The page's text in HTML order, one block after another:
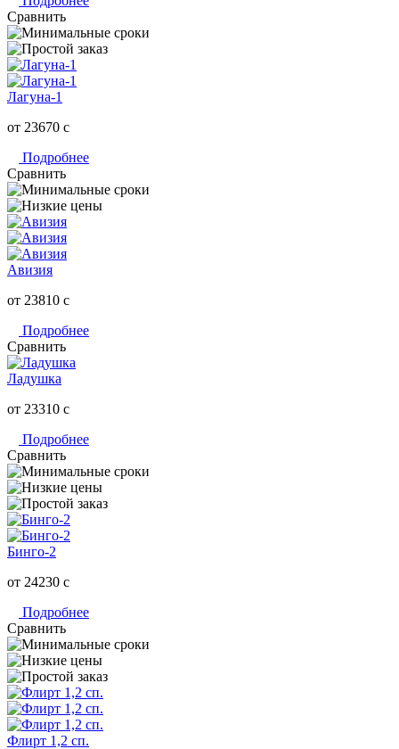
Сравнить
Лагуна-1
от 23670 c
Подробнее
Сравнить
Авизия
от 23810 c
Подробнее
Сравнить
Ладушка
от 23310 c
Подробнее
Сравнить
Бинго-2
от 24230 c
Подробнее
Сравнить
Флирт 1,2 сп.